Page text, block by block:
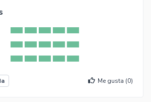
Me gusta (0)